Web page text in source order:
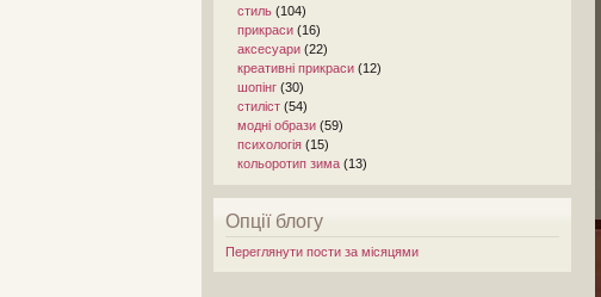
стиль (104)
прикраси (16)
аксесуари (22)
креативні прикраси (12)
шопінг (30)
стиліст (54)
модні образи (59)
психологія (15)
кольоротип зима (13)
Опції блогу
Переглянути пости за місяцями